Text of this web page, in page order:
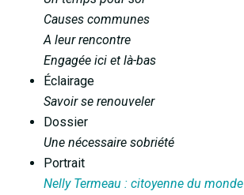
Causes communes
A leur rencontre
Engagée ici et là-bas
Éclairage
Savoir se renouveler
Dossier
Une nécessaire sobriété
Portrait
Nelly Termeau : citoyenne du monde